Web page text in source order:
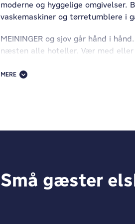
moderne og hyggelige omgivelser.
vaskemaskiner og tørretumblere i
MEININGER og sjov går hånd i
næsten alle hoteller. Vær med eller
Når det gælder om at udforske
MERE
Små gæster